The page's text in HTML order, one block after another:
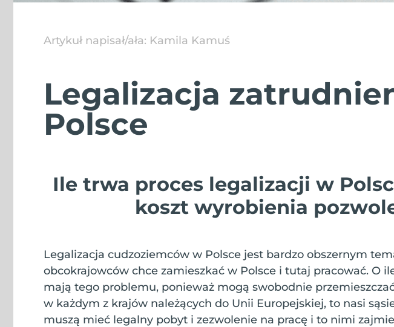
Artykuł napisał/ała: Kamila Kamuś
Legalizacja
Polsce
Ile trwa proces legalizacji w
koszt wyrobienia
Legalizacja cudzoziemców w Polsce jest bardzo obszernym
obcokrajowców chce zamieszkać w Polsce i tutaj pracować. O
mają tego problemu, ponieważ mogą swobodnie
w każdym z krajów należących do Unii Europejskiej, to nasi
muszą mieć legalny pobyt i zezwolenie na pracę i to nimi